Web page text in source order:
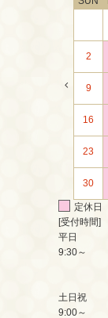
2
9
16
23
30
定休日
[受付時間]
平日
9:30～
土日祝
9:00～